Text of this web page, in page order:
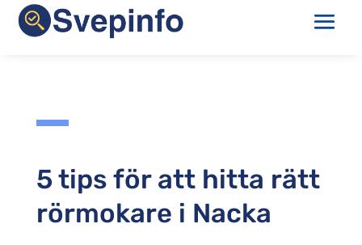
5 tips för att hitta rätt
rörmokare i Nacka